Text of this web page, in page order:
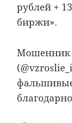
рублей +
биржи».
Мошенник